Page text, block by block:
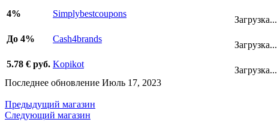
4% Simplybestcoupons
Загрузка...
До 4% Cash4brands
Загрузка...
5.78 € руб. Kopikot
Загрузка...
Последнее обновление Июль 17, 2023
Предыдущий магазин
Следующий магазин